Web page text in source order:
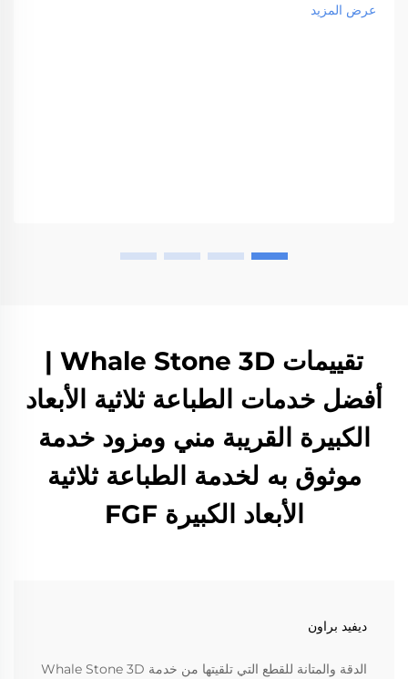
عرض المزيد
تقييمات Whale Stone 3D |
أفضل خدمات الطباعة ثلاثية الأبعاد
الكبيرة القريبة مني ومزود خدمة
موثوق به لخدمة الطباعة ثلاثية
الأبعاد الكبيرة FGF
ديفيد براون
الدقة والمتانة للقطع التي تلقيتها من خدمة Whale Stone 3D